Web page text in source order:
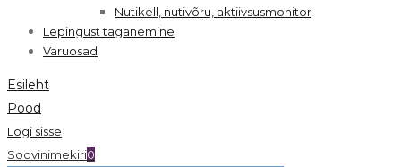
Nutikell, nutivõru, aktiivsusmonitor
Lepingust taganemine
Varuosad
Esileht
Pood
Logi sisse
Soovinimekiri0